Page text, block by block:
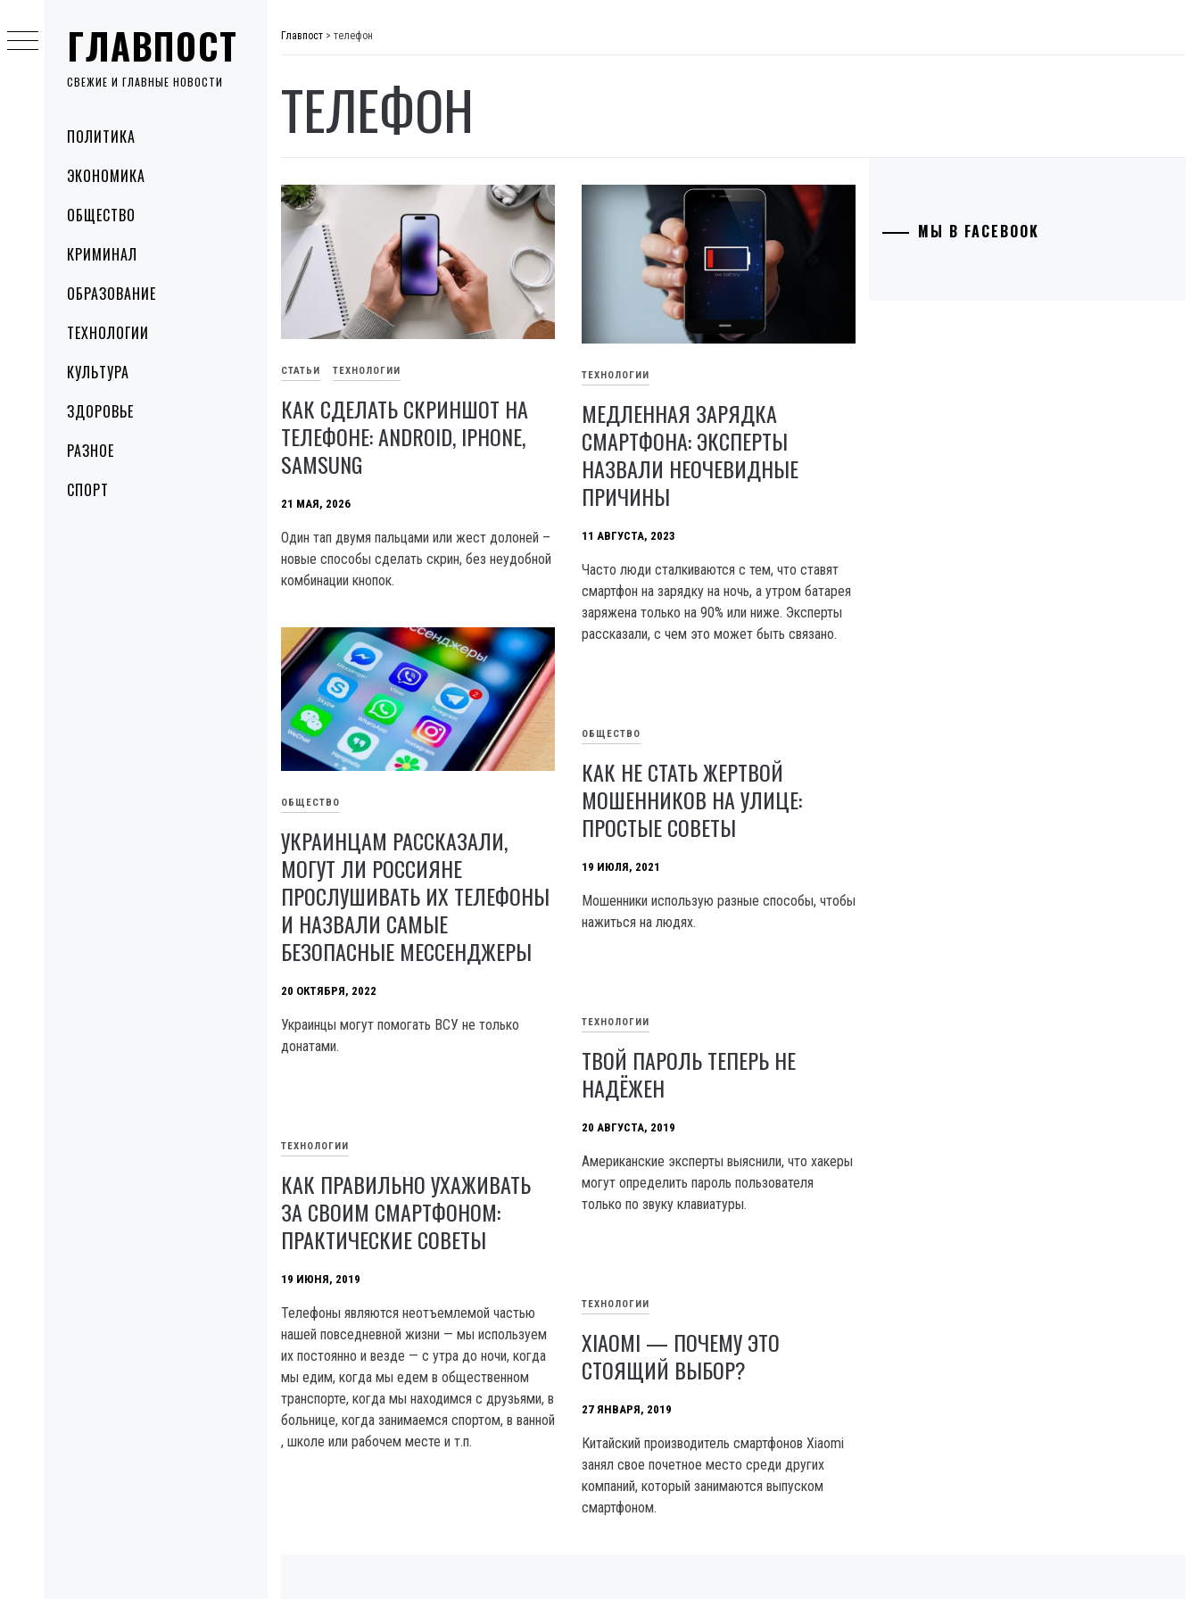
ГЛАВПОСТ
СВЕЖИЕ И ГЛАВНЫЕ НОВОСТИ
MenuПОЛИТИКА
ЭКОНОМИКА
ОБЩЕСТВО
КРИМИНАЛ
ОБРАЗОВАНИЕ
ТЕХНОЛОГИИ
КУЛЬТУРА
ЗДОРОВЬЕ
РАЗНОЕ
СПОРТ
to
content
Главпост > телефон
ТЕЛЕФОН
СТАТЬИ ТЕХНОЛОГИИ
КАК СДЕЛАТЬ СКРИНШОТ НА
ТЕЛЕФОНЕ: ANDROID, IPHONE,
SAMSUNG
21 МАЯ, 2026
Один тап двумя пальцами или жест долоней –
новые способы сделать скрин, без неудобной
комбинации кнопок.
ТЕХНОЛОГИИ
МЕДЛЕННАЯ ЗАРЯДКА
СМАРТФОНА: ЭКСПЕРТЫ
НАЗВАЛИ НЕОЧЕВИДНЫЕ
ПРИЧИНЫ
11 АВГУСТА, 2023
Часто люди сталкиваются с тем, что ставят
смартфон на зарядку на ночь, а утром батарея
заряжена только на 90% или ниже. Эксперты
рассказали, с чем это может быть связано.
ОБЩЕСТВО
УКРАИНЦАМ РАССКАЗАЛИ,
МОГУТ ЛИ РОССИЯНЕ
ПРОСЛУШИВАТЬ ИХ ТЕЛЕФОНЫ
И НАЗВАЛИ САМЫЕ
БЕЗОПАСНЫЕ МЕССЕНДЖЕРЫ
20 ОКТЯБРЯ, 2022
Украинцы могут помогать ВСУ не только
донатами.
ОБЩЕСТВО
КАК НЕ СТАТЬ ЖЕРТВОЙ
МОШЕННИКОВ НА УЛИЦЕ:
ПРОСТЫЕ СОВЕТЫ
19 ИЮЛЯ, 2021
Мошенники использую разные способы, чтобы
нажиться на людях.
ТЕХНОЛОГИИ
ТВОЙ ПАРОЛЬ ТЕПЕРЬ НЕ
НАДЁЖЕН
20 АВГУСТА, 2019
Американские эксперты выяснили, что хакеры
могут определить пароль пользователя
только по звуку клавиатуры.
ТЕХНОЛОГИИ
КАК ПРАВИЛЬНО УХАЖИВАТЬ
ЗА СВОИМ СМАРТФОНОМ:
ПРАКТИЧЕСКИЕ СОВЕТЫ
19 ИЮНЯ, 2019
Телефоны являются неотъемлемой частью
нашей повседневной жизни — мы используем
их постоянно и везде — с утра до ночи, когда
мы едим, когда мы едем в общественном
транспорте, когда мы находимся с друзьями, в
больнице, когда занимаемся спортом, в ванной
, школе или рабочем месте и т.п.
ТЕХНОЛОГИИ
XIAOMI — ПОЧЕМУ ЭТО
СТОЯЩИЙ ВЫБОР?
27 ЯНВАРЯ, 2019
Китайский производитель смартфонов Xiaomi
занял свое почетное место среди других
компаний, который занимаются выпуском
смартфоном.
МЫ В FACEBOOK